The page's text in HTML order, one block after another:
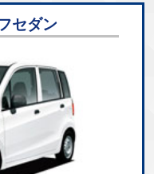
セダン